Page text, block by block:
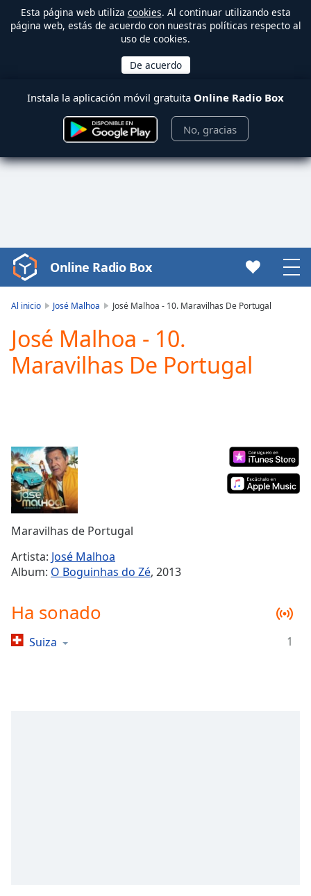
Esta página web utiliza cookies. Al continuar utilizando esta
página web, estás de acuerdo con nuestras políticas respecto al
uso de cookies.
Instala la aplicación móvil gratuita Online Radio Box
No, gracias
Video
Player
Play
Video
Play
Current
Time0:00
Duration-:-
Loaded:
Stream
TypeLIVE
Seek to
live,
liveLIVE
Time -
Online Radio Box
Al inicio José Malhoa José Malhoa - 10. Maravilhas De Portugal
José Malhoa - 10.
Maravilhas De Portugal
Maravilhas de Portugal
Artista: José Malhoa
Album: O Boguinhas do Zé, 2013
Ha sonado
Suiza 1